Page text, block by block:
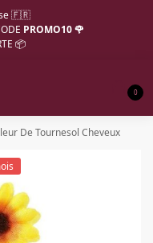
🇫🇷
PROMO10 🌹
📦
0
De Tournesol Cheveux